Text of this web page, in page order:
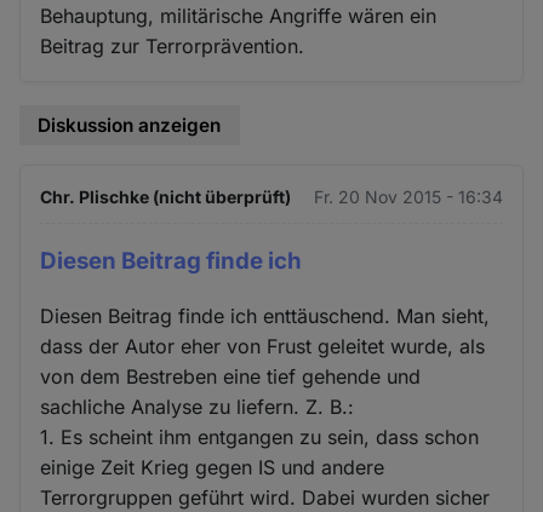
Behauptung, militärische Angriffe wären ein
Beitrag zur Terrorprävention.
Diskussion anzeigen
Chr. Plischke (nicht überprüft) Fr. 20 Nov 2015 - 16:34
Diesen Beitrag finde ich
Diesen Beitrag finde ich enttäuschend. Man sieht,
dass der Autor eher von Frust geleitet wurde, als
von dem Bestreben eine tief gehende und
sachliche Analyse zu liefern. Z. B.:
1. Es scheint ihm entgangen zu sein, dass schon
einige Zeit Krieg gegen IS und andere
Terrorgruppen geführt wird. Dabei wurden sicher